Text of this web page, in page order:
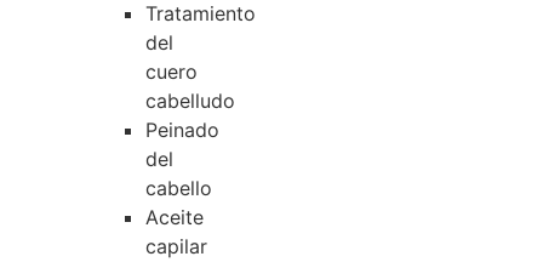
Tratamiento
del
cuero
cabelludo
Peinado
del
cabello
Aceite
capilar